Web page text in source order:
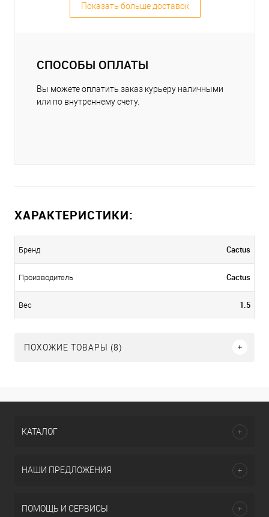
Показать больше доставок
СПОСОБЫ ОПЛАТЫ
Вы можете оплатить заказ курьеру наличными
или по внутреннему счету.
ХАРАКТЕРИСТИКИ:
Бренд Cactus
Производитель Cactus
Вес 1.5
ПОХОЖИЕ ТОВАРЫ (8)
КАТАЛОГ
НАШИ ПРЕДЛОЖЕНИЯ
ПОМОЩЬ И СЕРВИСЫ